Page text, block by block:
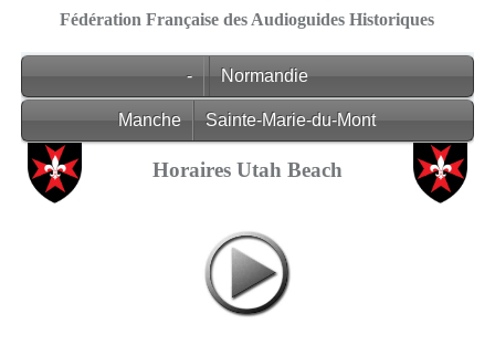
Fédération Française des Audioguides Historiques
- Normandie
Manche Sainte-Marie-du-Mont
Horaires Utah Beach